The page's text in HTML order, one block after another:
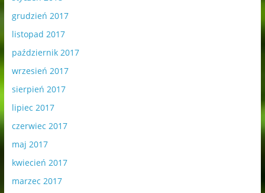
grudzień 2017
listopad 2017
październik 2017
wrzesień 2017
sierpień 2017
lipiec 2017
czerwiec 2017
maj 2017
kwiecień 2017
marzec 2017